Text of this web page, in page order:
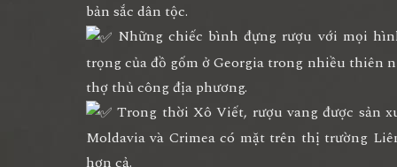
bản sắc dân tộc.
Những chiếc bình đựng rượu với mọi
trọng của đồ gốm ở Georgia trong nhiều thiên
thợ thủ công địa phương.
Trong thời Xô Viết, rượu vang được sản
Moldavia và Crimea có mặt trên thị trường
hơn cả.